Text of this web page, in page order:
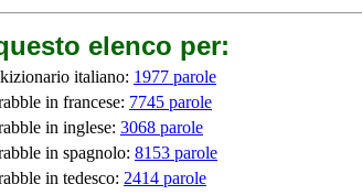
elenco per:
italiano: 1977 parole
in francese: 7745 parole
in inglese: 3068 parole
in spagnolo: 8153 parole
in tedesco: 2414 parole